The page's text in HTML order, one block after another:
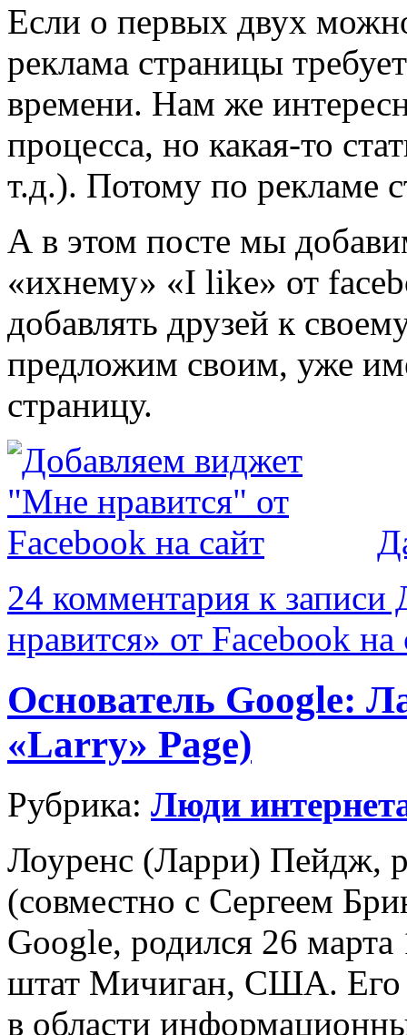
Если о первых двух
реклама страницы
времени. Нам же
процесса, но какая-то
т.д.). Потому по рекламе
А в этом посте мы
«ихнему» «I like» от
добавлять друзей к
предложим своим, уже
страницу.
24 комментария к записи
нравится» от Facebook на
Основатель Google:
«Larry» Page)
Рубрика: Люди
Лоуренс (Ларри) Пейдж,
(совместно с Сергеем
Google, родился 26 марта
штат Мичиган, США. Его
в области